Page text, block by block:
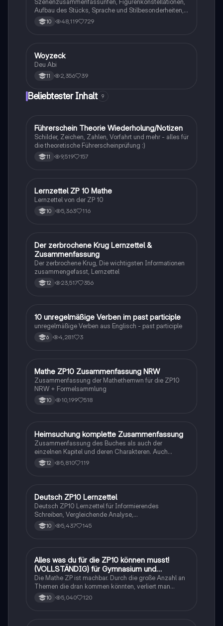
Aufbau des Stücks, Sprache und Stilbesonderheiten,
Aussageabsicht, Thematik, Interpretation
10 48,119 729
Deutsch
Woyzeck
Deu Abi
11 2,356 39
Beliebtester Inhalt 9
FLerntipps
Führerschein Theorie Wiederholung/Notizen
Schilder, Zeichen, Zahlen, Vorfahrt und mehr - alles für
die theoretische Führerscheinprüfung :)
11 9,519 157
Mathe
Lernzettel ZP 10 Mathe
Lernzettel von der ZP 10
10 5,363 116
Deutsch
Der zerbrochene Krug Lernzettel &
Zusammenfassung
Der zerbrochene Krug, Die wichtigsten Informationen
zusammengefasst, Lernzettel
12 23,517 356
1 Englisch
10 unregelmäßige Verben im past participle
unregelmäßige Verben aus Englisch - past participle
6 4,281 3
Mathe
Mathe ZP10 Zusammenfassung NRW
Zusammenfassung der Mathethemwn für die ZP10
NRW + Formelsammlung
10 10,199 518
HDeutsch
Heimsuchung komplette Zusammenfassung
Zusammenfassung des Buches als auch der
einzelnen Kapitel und deren Charakteren. Auch
tabellarisch. Im Unterricht ohne KI erstellt
12 5,810 119
Deutsch
Deutsch ZP10 Lernzettel
Deutsch ZP10 Lernzettel für Informierendes
Schreiben, Vergleichende Analyse,
Sachtexte/Roman/Gedicht..
10 5,437 145
Mathe
Alles was du für die ZP10 können musst!
(VOLLSTÄNDIG) für Gymnasium und
Realschule
Die Mathe ZP ist machbar. Durch die große Anzahl an
Themen die dran kommen könnten, verliert man
schnell den Überblick. Also habe ich von den kleinsten
Themen bis hin zu den größten alles
10 5,040 120